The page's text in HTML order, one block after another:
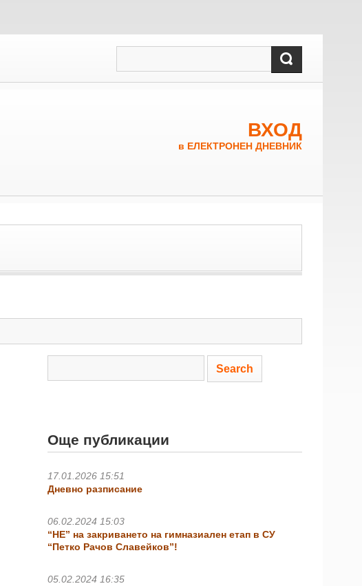
ВХОД
в ЕЛЕКТРОНЕН ДНЕВНИК
Още публикации
17.01.2026 15:51
Дневно разписание
06.02.2024 15:03
“НЕ” на закриването на гимназиален етап в СУ
“Петко Рачов Славейков”!
05.02.2024 16:35